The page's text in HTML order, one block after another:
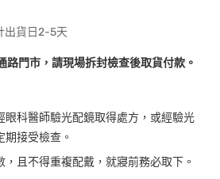
出貨日2-5天
路門市，請現場拆封檢查後取貨付款。
眼科醫師驗光配鏡取得處方，或經驗光
接受檢查。
且不得重複配戴，就寢前務必取下。